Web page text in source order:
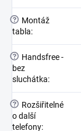
?
Montáž
tabla:
?
Handsfree -
bez
sluchátka:
?
Rozšiřitelné
o další
telefony: